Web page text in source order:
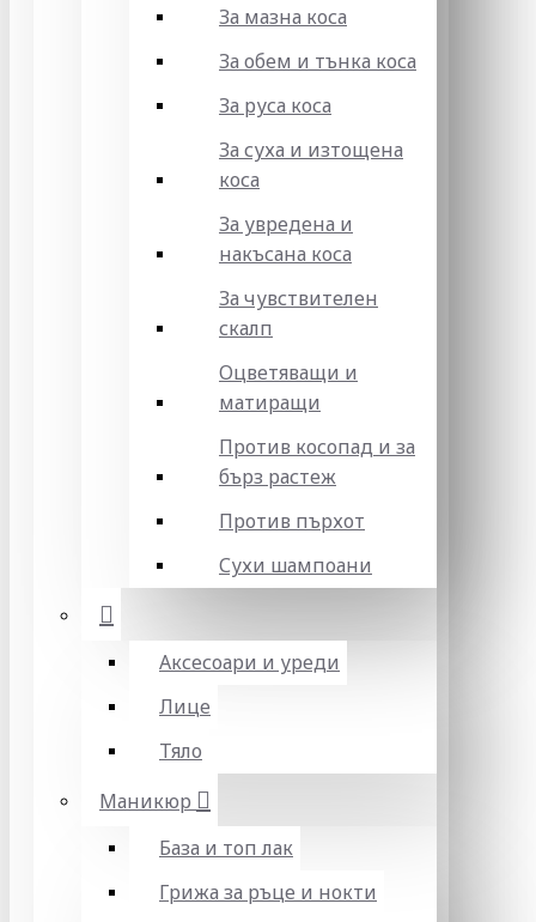
За мазна коса
За обем и тънка коса
За руса коса
За суха и изтощена
коса
За увредена и
накъсана коса
За чувствителен
скалп
Оцветяващи и
матиращи
Против косопад и за
бърз растеж
Против пърхот
Сухи шампоани
Аксесоари и уреди
Лице
Тяло
Маникюр
База и топ лак
Грижа за ръце и нокти